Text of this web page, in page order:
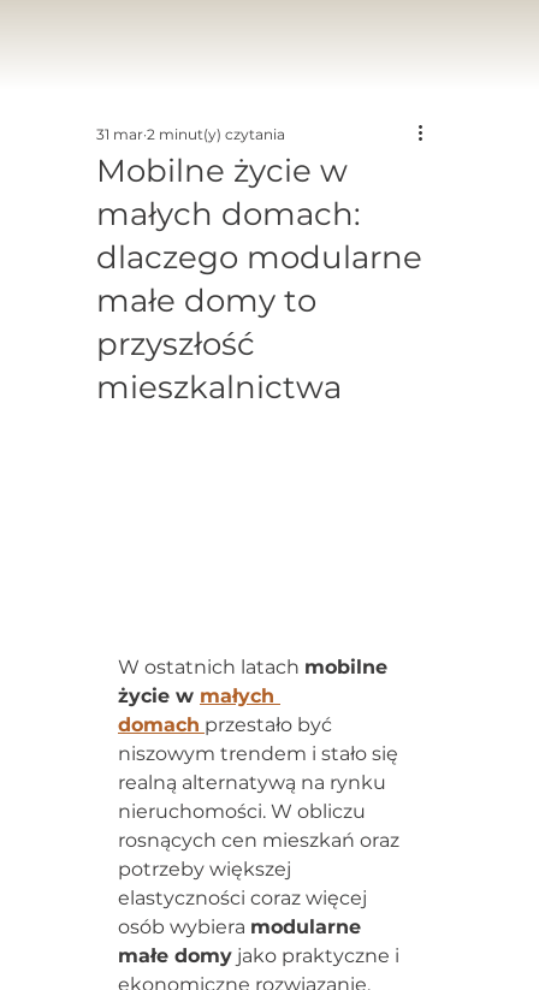
Mobilne życie w
małych domach:
dlaczego modularne
małe domy to
przyszłość
mieszkalnictwa
31 mar 2 minut(y) czytania
W ostatnich latach mobilne
życie w małych
domach przestało być
niszowym trendem i stało się
realną alternatywą na rynku
nieruchomości. W obliczu
rosnących cen mieszkań oraz
potrzeby większej
elastyczności coraz więcej
osób wybiera modularne
małe domy jako praktyczne i
ekonomiczne rozwiązanie.